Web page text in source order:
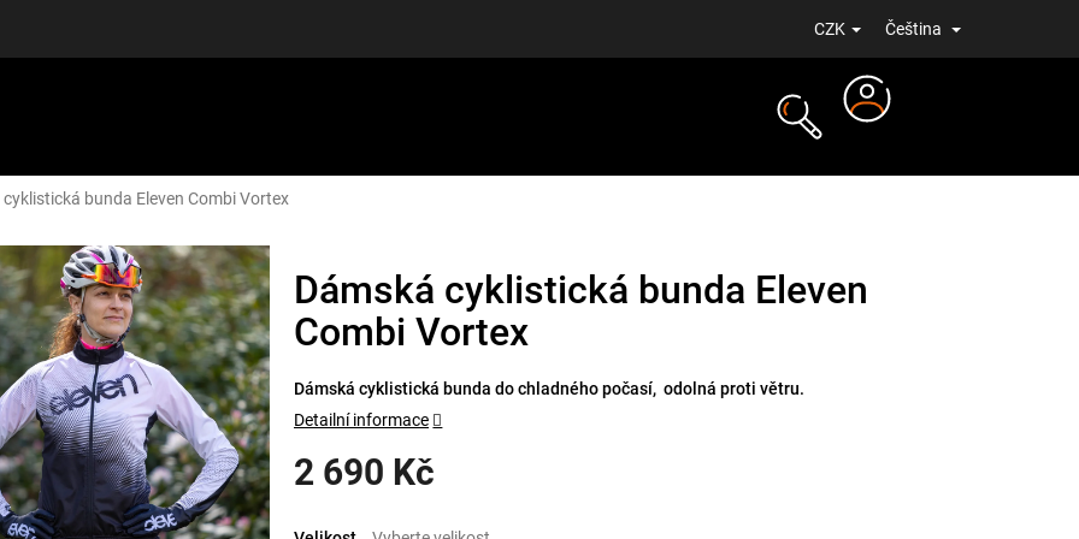
CZK Čeština
cyklistická bunda Eleven Combi Vortex
Dámská cyklistická bunda Eleven
Combi Vortex
2 690 Kč
Dámská cyklistická bunda do chladného počasí, odolná proti větru.
Detailní informace